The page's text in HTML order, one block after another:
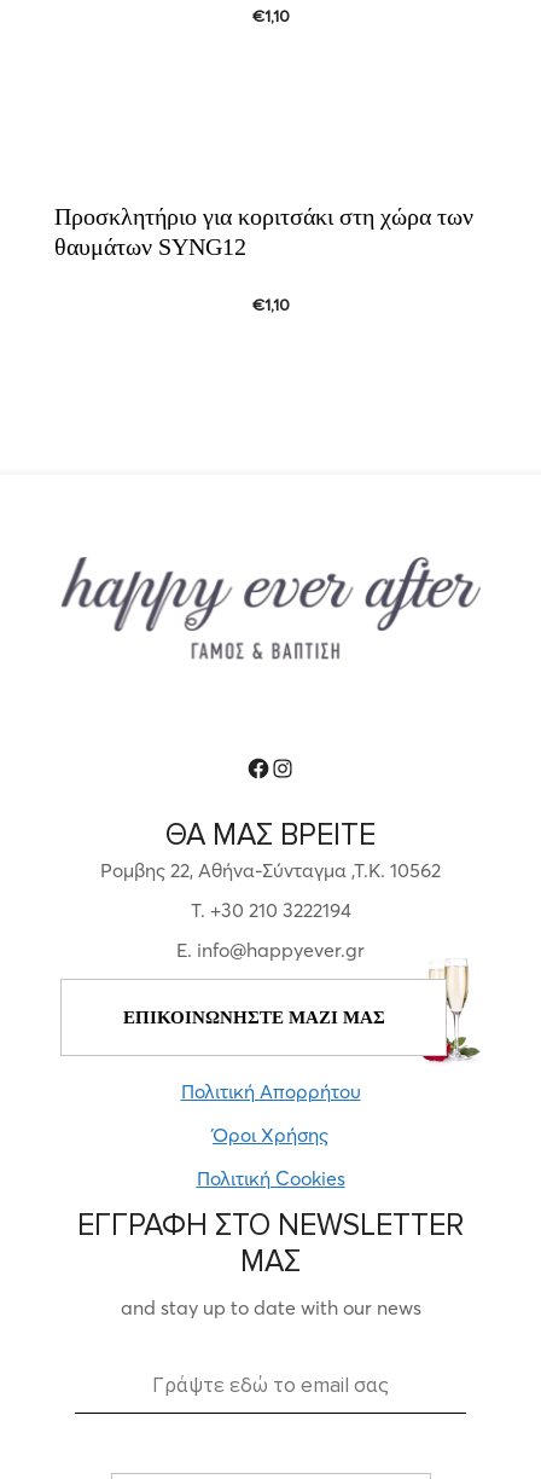
€1,10
Προσκλητήριο για κοριτσάκι στη χώρα των
θαυμάτων SYNG12
€1,10
ΘΑ ΜΑΣ ΒΡΕΙΤΕ
Ρομβης 22, Αθήνα-Σύνταγμα ,Τ.Κ. 10562
T. +30 210 3222194
E. info@happyever.gr
ΕΠΙΚΟΙΝΩΝΗΣΤΕ ΜΑΖΙ ΜΑΣ
Πολιτική Απορρήτου
Όροι Χρήσης
Πολιτική Cookies
Facebook
Instagram
ΕΓΓΡΑΦΗ ΣΤΟ NEWSLETTER
ΜΑΣ
and stay up to date with our news